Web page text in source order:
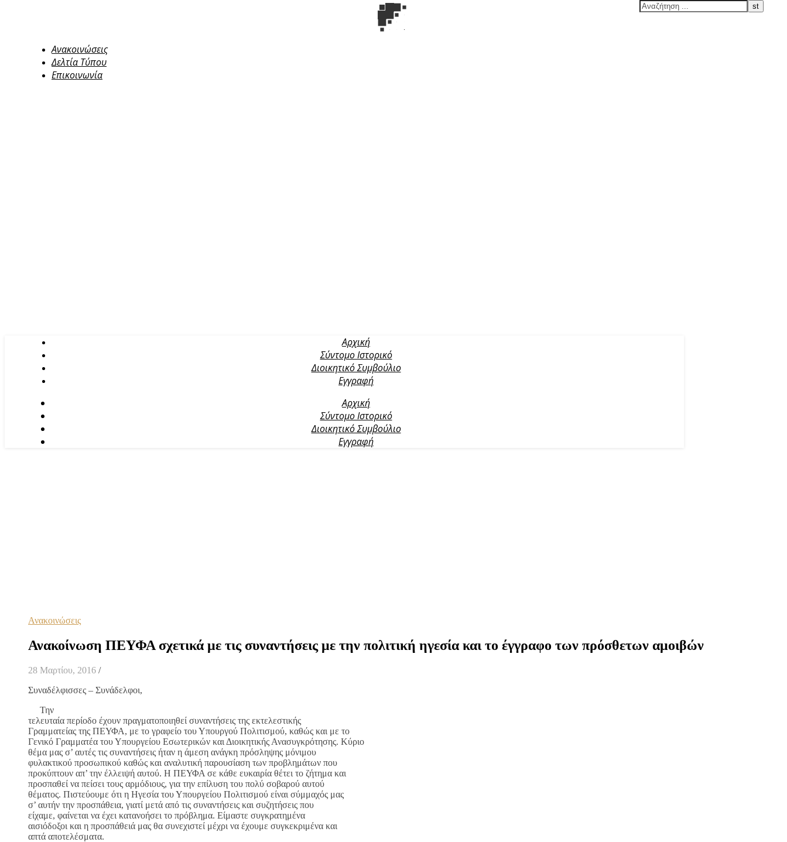
Ανακοινώσεις
Δελτία Τύπου
Επικοινωνία
Αρχική
Σύντομο Ιστορικό
Διοικητικό Συμβούλιο
Εγγραφή
Αρχική
Σύντομο Ιστορικό
Διοικητικό Συμβούλιο
Εγγραφή
Ανακοινώσεις
Ανακοίνωση ΠΕΥΦΑ σχετικά με τις συναντήσεις με την πολιτική ηγεσία και το έγγραφο των πρόσθετων αμοιβών
28 Μαρτίου, 2016 /
Συναδέλφισσες – Συνάδελφοι,
Την
τελευταία περίοδο έχουν πραγματοποιηθεί συναντήσεις της εκτελεστικής
Γραμματείας της ΠΕΥΦΑ, με το γραφείο του Υπουργού Πολιτισμού, καθώς και με το
Γενικό Γραμματέα του Υπουργείου Εσωτερικών και Διοικητικής Ανασυγκρότησης. Κύριο
θέμα μας σ’ αυτές τις συναντήσεις ήταν η άμεση ανάγκη πρόσληψης μόνιμου
φυλακτικού προσωπικού καθώς και αναλυτική παρουσίαση των προβλημάτων που
προκύπτουν απ’ την έλλειψή αυτού. Η ΠΕΥΦΑ σε κάθε ευκαιρία θέτει το ζήτημα και
προσπαθεί να πείσει τους αρμόδιους, για την επίλυση του πολύ σοβαρού αυτού
θέματος. Πιστεύουμε ότι η Ηγεσία του Υπουργείου Πολιτισμού είναι σύμμαχός μας
σ’ αυτήν την προσπάθεια, γιατί μετά από τις συναντήσεις και συζητήσεις που
είχαμε, φαίνεται να έχει κατανοήσει το πρόβλημα. Είμαστε συγκρατημένα
αισιόδοξοι και η προσπάθειά μας θα συνεχιστεί μέχρι να έχουμε συγκεκριμένα και
απτά αποτελέσματα.